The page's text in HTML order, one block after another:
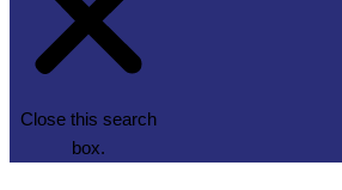
Close this search
box.